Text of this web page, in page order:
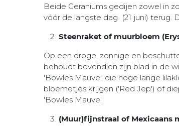
Beide Geraniums gedijen zowel in
vóór de langste dag (21 juni) terug.
Steenraket of muurbloem
Op een droge, zonnige en
behoudt bovendien zijn blad in de
'Bowles Mauve', die hoge lange
bloemetjes krijgen ('Red Jep') of
'Bowles Mauve'.
(Muur)fijnstraal of Mexicaans